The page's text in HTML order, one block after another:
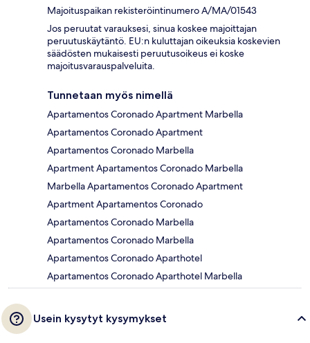
Majoituspaikan rekisteröintinumero A/MA/01543
Jos peruutat varauksesi, sinua koskee majoittajan
peruutuskäytäntö. EU:n kuluttajan oikeuksia koskevien
säädösten mukaisesti peruutusoikeus ei koske
majoitusvarauspalveluita.
Tunnetaan myös nimellä
Apartamentos Coronado Apartment Marbella
Apartamentos Coronado Apartment
Apartamentos Coronado Marbella
Apartment Apartamentos Coronado Marbella
Marbella Apartamentos Coronado Apartment
Apartment Apartamentos Coronado
Apartamentos Coronado Marbella
Apartamentos Coronado Marbella
Apartamentos Coronado Aparthotel
Apartamentos Coronado Aparthotel Marbella
Usein kysytyt kysymykset